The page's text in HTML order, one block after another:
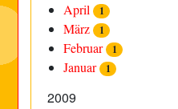
April 1
März 1
Februar 1
Januar 1
2009